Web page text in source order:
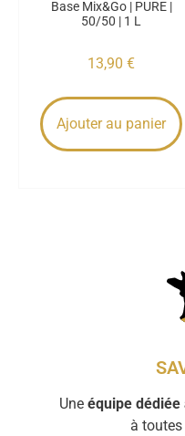
Base Mix&Go | PURE |
50/50 | 1 L
13,90 €
Ajouter au panier
Une équipe dédiée
à